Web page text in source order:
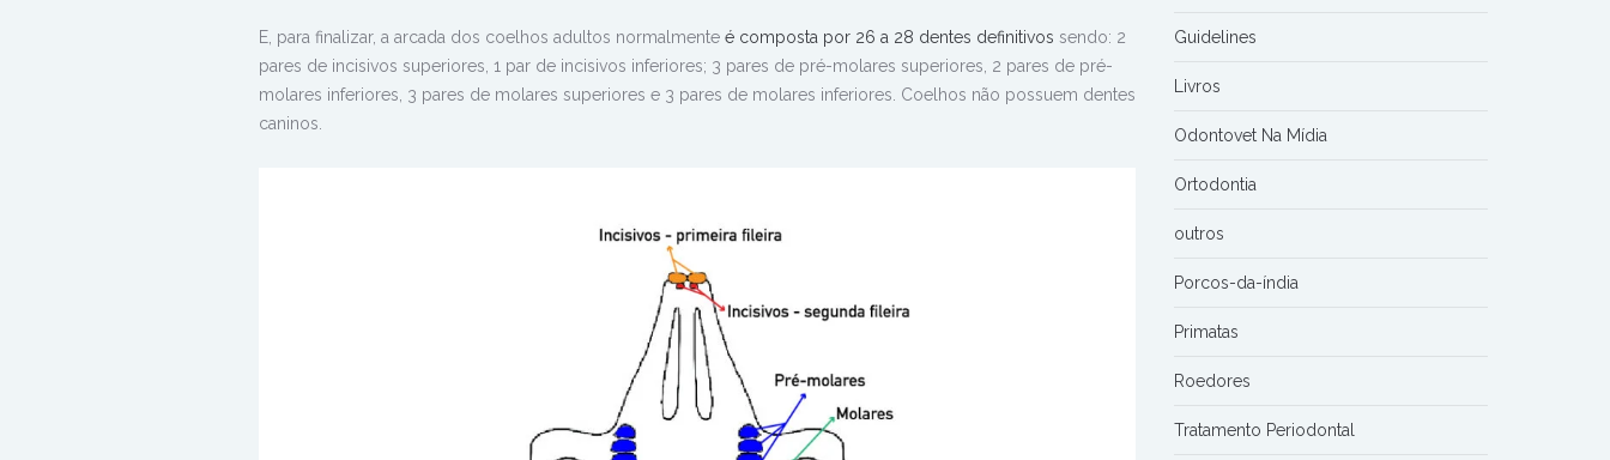
E, para finalizar, a arcada dos coelhos adultos normalmente é composta por 26 a 28 dentes definitivos sendo: 2
pares de incisivos superiores, 1 par de incisivos inferiores; 3 pares de pré-molares superiores, 2 pares de pré-
molares inferiores, 3 pares de molares superiores e 3 pares de molares inferiores. Coelhos não possuem dentes
caninos.
Guidelines
Livros
Odontovet Na Mídia
Ortodontia
outros
Porcos-da-índia
Primatas
Roedores
Tratamento Periodontal